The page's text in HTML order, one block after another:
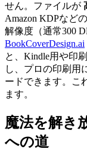
せん。ファイルが
Amazon KDPなど
解像度（通常300
BookCoverDesign.ai
と、Kindle用や印
し、プロの印刷用
ードできます。こ
ます。
魔法を解き
への道